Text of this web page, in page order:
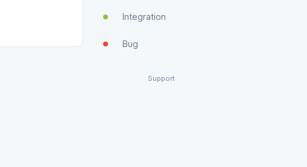
Integration
Bug
Support